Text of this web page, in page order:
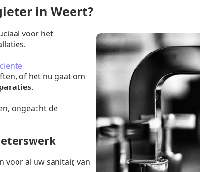
in Weert?
voor het
of het nu gaat om
.
ongeacht de
voor al uw sanitair, van